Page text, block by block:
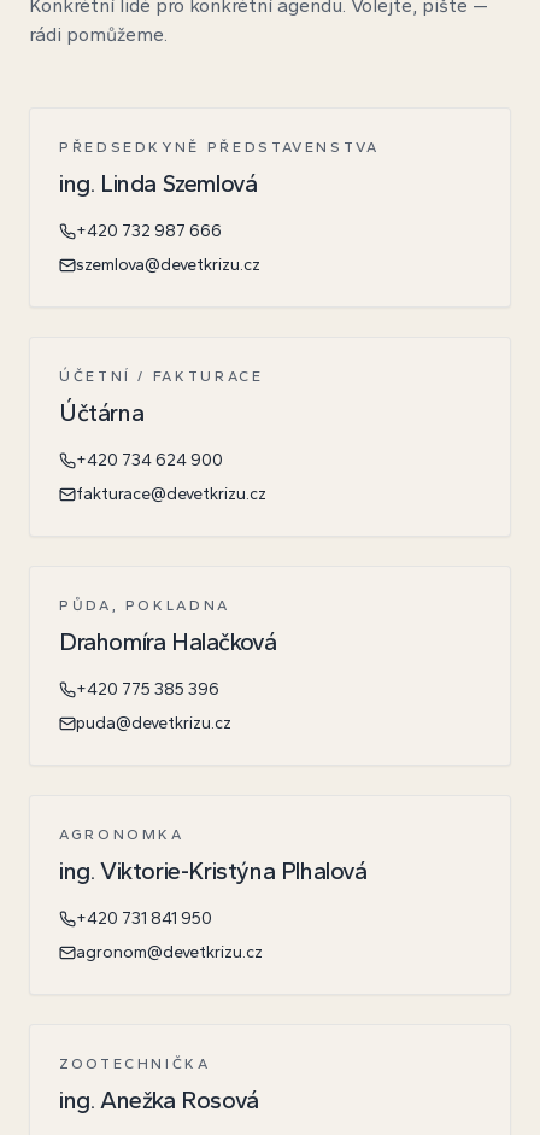
Konkrétní lidé pro konkrétní agendu. Volejte, pište —
rádi pomůžeme.
PŘEDSEDKYNĚ PŘEDSTAVENSTVA
ing. Linda Szemlová
+420 732 987 666
szemlova@devetkrizu.cz
ÚČETNÍ / FAKTURACE
Účtárna
+420 734 624 900
fakturace@devetkrizu.cz
PŮDA, POKLADNA
Drahomíra Halačková
+420 775 385 396
puda@devetkrizu.cz
AGRONOMKA
ing. Viktorie-Kristýna Plhalová
+420 731 841 950
agronom@devetkrizu.cz
ZOOTECHNIČKA
ing. Anežka Rosová